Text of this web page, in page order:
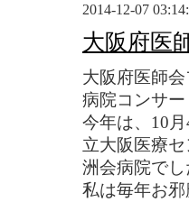
2014-12-07
大阪府医
大阪府医師
病院コンサ
今年は、10
立大阪医療
洲会病院で
私は毎年お